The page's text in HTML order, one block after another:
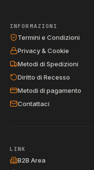
INFORMAZIONI
Termini e Condizioni
Privacy & Cookie
Metodi di Spedizioni
Diritto di Recesso
Metodi di pagamento
Contattaci
LINK
B2B Area